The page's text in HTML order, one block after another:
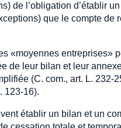
de l’obligation d’établir
que le compte
«moyennes entreprises»
de leur bilan et leur
(C. com., art. L.
123-16).
établir un bilan et un